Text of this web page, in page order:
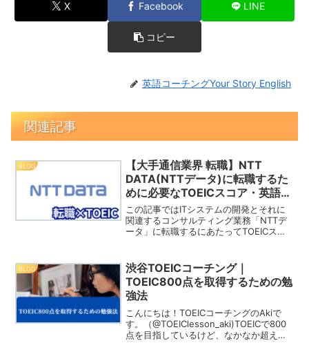
X Facebook LINE
コピー
英語コーチングYour Story English
関連記事
BLOG
【大手通信業界 転職】NTT
DATA(NTTデータ)に転職するた
めに必要なTOEICスコア・英語力
は？
この記事ではITシステムの開発とそれに
関連するコンサルティング業務「NTTデ
ータ」に転職するにあたってTOEICスコ
ます。writer: AkiAki｜社会人4年目・T...
BLOG
渋谷TOEICコーチング｜
TOEIC800点を取得するための勉
強法
こんにちは！TOEICコーチングのAkiで
す。（@TOEIClesson_aki)TOEICで800
点を目指しているけど、なかなか超えな